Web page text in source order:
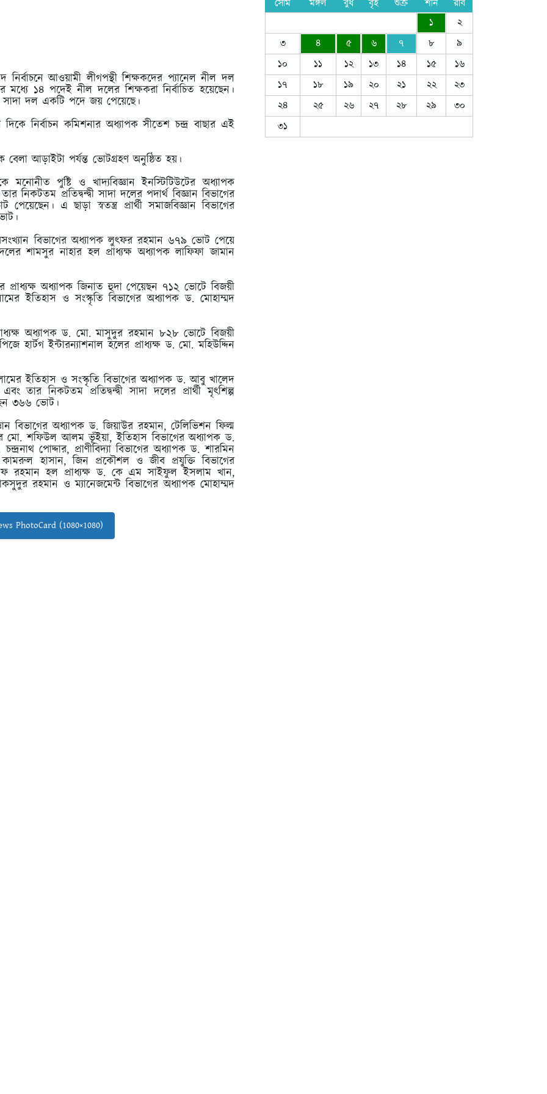
নির্বাচনে আওয়ামী লীগপন্থী শিক্ষকদের প্যানেল নীল দল
১৪ পদেই নীল দলের শিক্ষকরা নির্বাচিত হয়েছেন।
সাদা দল একটি পদে জয় পেয়েছে।
নির্বাচন কমিশনার অধ্যাপক সীতেশ চন্দ্র বাছার এই
বেলা আড়াইটা পর্যন্ত ভোটগ্রহণ অনুষ্ঠিত হয়।
পুষ্টি ও খাদ্যবিজ্ঞান ইনস্টিটিউটের অধ্যাপক
প্রতিদ্বন্দ্বী সাদা দলের পদার্থ বিজ্ঞান বিভাগের
এ ছাড়া স্বতন্ত্র প্রার্থী সমাজবিজ্ঞান বিভাগের
বিভাগের অধ্যাপক লুৎফর রহমান ৬৭৯ ভোট পেয়ে
শামসুর নাহার হল প্রাধ্যক্ষ অধ্যাপক লাফিফা জামান
প্রাধ্যক্ষ অধ্যাপক জিনাত হুদা পেয়েছন ৭১২ ভোটে বিজয়ী
ইতিহাস ও সংস্কৃতি বিভাগের অধ্যাপক ড. মোহাম্মদ
অধ্যাপক ড. মো. মাসুদুর রহমান ৮২৮ ভোটে বিজয়ী
হার্টগ ইন্টারন্যাশনাল হলের প্রাধ্যক্ষ ড. মো. মহিউদ্দিন
ইতিহাস ও সংস্কৃতি বিভাগের অধ্যাপক ড. আবু খালেদ
নিকটতম প্রতিদ্বন্দ্বী সাদা দলের প্রার্থী মৃৎশিল্প
৩৬৬ ভোট।
বিভাগের অধ্যাপক ড. জিয়াউর রহমান, টেলিভিশন ফিল্ম
মো. শফিউল আলম ভূঁইয়া, ইতিহাস বিভাগের অধ্যাপক ড.
পোদ্দার, প্রাণীবিদ্যা বিভাগের অধ্যাপক ড. শারমিন
হাসান, জিন প্রকৌশল ও জীব প্রযুক্তি বিভাগের
রহমান হল প্রাধ্যক্ষ ড. কে এম সাইফুল ইসলাম খান,
রহমান ও ম্যানেজমেন্ট বিভাগের অধ্যাপক মোহাম্মদ
PhotoCard (1080×1080)
সোম মঙ্গল বুধ বৃহ শুক্র শনি
রবি
১
২
৩
৪ ৫ ৬ ৭ ৮
৯
১০
১১ ১২ ১৩ ১৪ ১৫
১৬
১৭
১৮ ১৯ ২০ ২১ ২২
২৩
২৪
২৫ ২৬ ২৭ ২৮ ২৯
৩০
৩১